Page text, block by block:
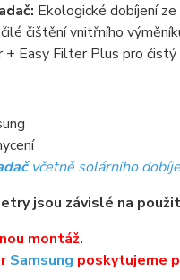
Ekologické dobíjení
čištění vnitřního
Easy Filter Plus pro čistý
včetně solárního
jsou závislé na
montáž.
Samsung poskytujeme